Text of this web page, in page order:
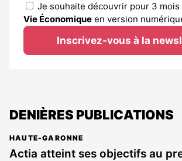
Je souhaite découvrir pour 3 mois
Vie Économique en version
Inscrivez-vous à la
DENIÈRES PUBLICATIONS
HAUTE-GARONNE
Actia atteint ses objectifs au